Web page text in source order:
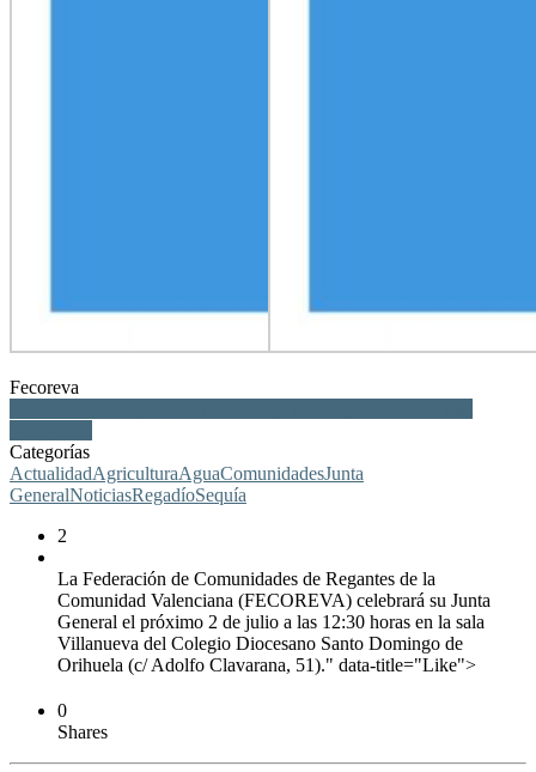
Fecoreva
Categorías
ActualidadAgriculturaAguaComunidadesJunta
GeneralNoticiasRegadíoSequía
2
La Federación de Comunidades de Regantes de la
Comunidad Valenciana (FECOREVA) celebrará su Junta
General el próximo 2 de julio a las 12:30 horas en la sala
Villanueva del Colegio Diocesano Santo Domingo de
Orihuela (c/ Adolfo Clavarana, 51)." data-title="Like">
0
Shares